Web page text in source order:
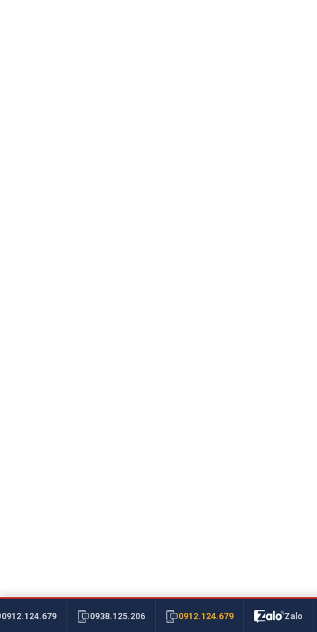
0912.124.679 0938.125.206 0912.124.679 Zalo